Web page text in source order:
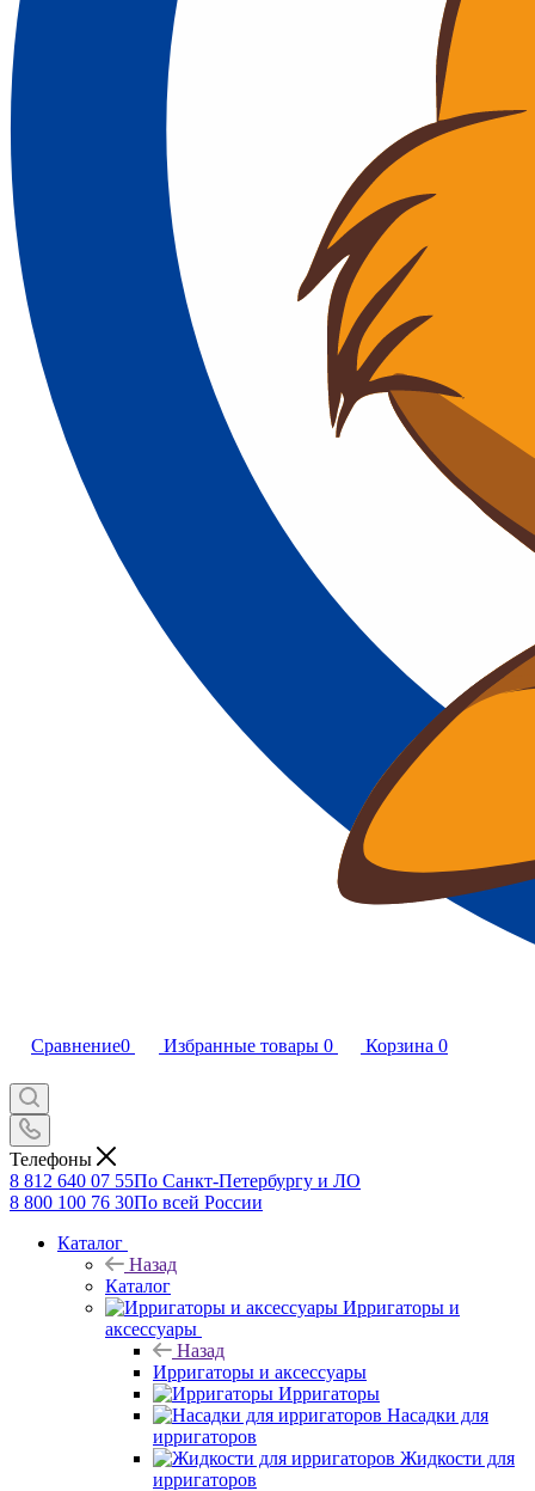
Сравнение0 Избранные товары 0 Корзина 0
Телефоны
8 812 640 07 55По Санкт-Петербургу и ЛО
8 800 100 76 30По всей России
Каталог
Назад
Каталог
Ирригаторы и
аксессуары
Назад
Ирригаторы и аксессуары
Ирригаторы
Насадки для
ирригаторов
Жидкости для
ирригаторов